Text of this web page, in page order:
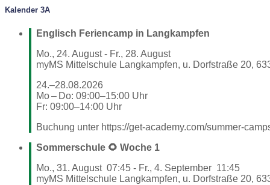
Kalender 3A
Englisch Feriencamp in Langkampfen
Mo., 24. August- Fr., 28. August
myMS Mittelschule Langkampfen, u. Dorfstraße 20,
24.–28.08.2026
Mo – Do: 09:00–15:00 Uhr
Fr: 09:00–14:00 Uhr
Buchung unter https://get-academy.com/summer-
Sommerschule 🌻 Woche 1
Mo., 31. August 07:45 - Fr., 4. September 11:45
myMS Mittelschule Langkampfen, u. Dorfstraße 20,